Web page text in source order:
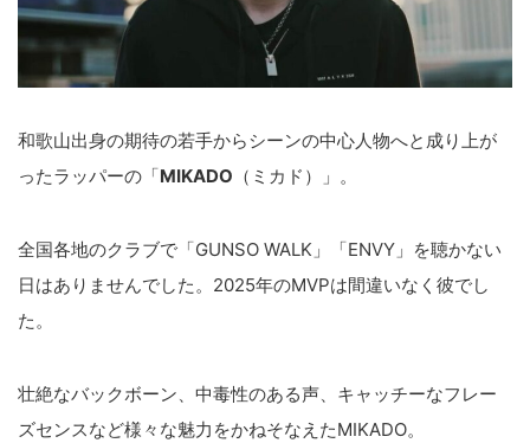
和歌山出身の期待の若手からシーンの中心人物へと成り上が
ったラッパーの「MIKADO （ミカド）」。
全国各地のクラブで「GUNSO WALK」「ENVY」を聴かない
日はありませんでした。2025年のMVPは間違いなく彼でし
た。
壮絶なバックボーン、中毒性のある声、キャッチーなフレー
ズセンスなど様々な魅力をかねそなえたMIKADO。